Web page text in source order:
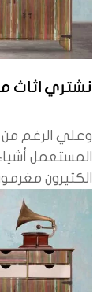
نشتري اثاث
وعلي الرغم
المستعمل
الكثيرون